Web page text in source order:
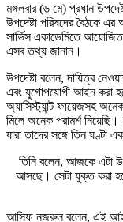
মঙ্গলবার (৬ মে) প্রধান
উপদেষ্টা পরিষদের বৈঠকে
সার্ভিস একাডেমিতে
এসব তথ্য জানান।
উপদেষ্টা বলেন, দায়িত্ব
এবং যুগোপযোগী আইন করা
অ্যাসিস্ট্যান্ট ফায়েজসহ
মিলে অনেক পরামর্শ
যারা তাদের সঙ্গে তিন ঘণ্টা
তিনি বলেন, আজকে এটা
আসছে। সেটা যুক্ত করা
আসিফ নজরুল বলেন, এই আইনে